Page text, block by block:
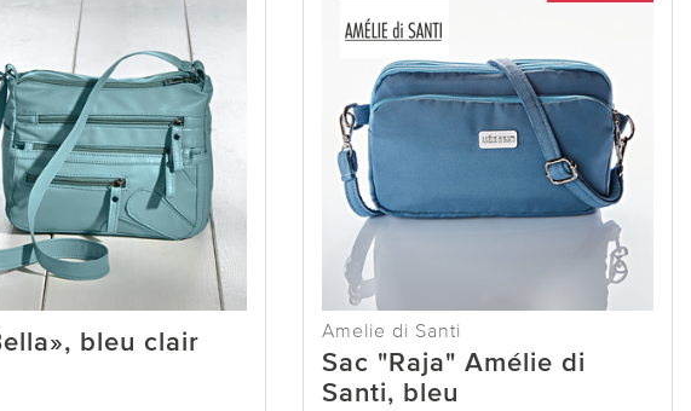
bleu clair Amelie di Santi
Sac "Raja" Amélie di
Santi, bleu